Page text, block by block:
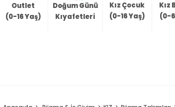
Outlet
(0-16 Yaş)
Doğum Günü
Kıyafetleri
Kız Çocuk
(0-16 Yaş)
Kız
(0-